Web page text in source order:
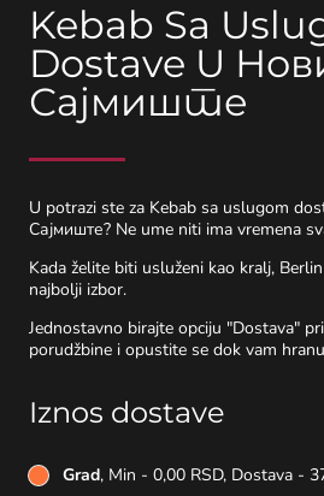
Kebab Sa
Dostave U
Сајмиште
U potrazi ste za Kebab sa uslugom
Сајмиште? Ne ume niti ima vremena
Kada želite biti usluženi kao kralj,
najbolji izbor.
Jednostavno birajte opciju "Dostava"
porudžbine i opustite se dok vam
Iznos dostave
Grad, Min - 0,00 RSD, Dostava -